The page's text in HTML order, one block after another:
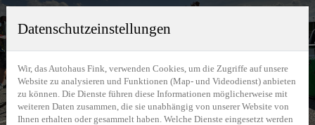
Datenschutzeinstellungen
Wir, das Autohaus Fink, verwenden Cookies, um die Zugriffe auf unsere
Website zu analysieren und Funktionen (Map- und Videodienst) anbieten
zu können. Die Dienste führen diese Informationen möglicherweise mit
weiteren Daten zusammen, die sie unabhängig von unserer Website von
Ihnen erhalten oder gesammelt haben. Welche Dienste eingesetzt werden